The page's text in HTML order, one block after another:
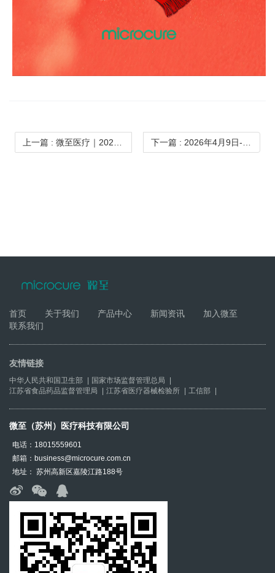
上一篇 : 微至医疗｜2026迪拜WHX医疗展圆满收官 下一篇 : 2026年4月9日-12日，第93届中国国际医疗器械博览会（CMEF）
首页 关于我们 产品中心 新闻资讯
加入微至
联系我们
友情链接
中华人民共和国卫生部 | 国家市场监督管理总局
|
江苏省食品药品监督管理局
| 江苏省医疗器械检验所 | 工信部 |
微至（苏州）医疗科技有限公司
电话：18015559601
邮箱：business@microcure.com.cn
地址： 苏州高新区嘉陵江路188号